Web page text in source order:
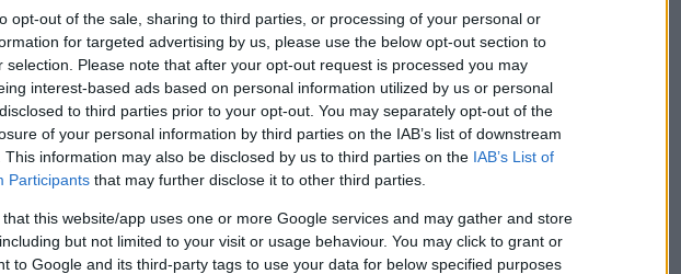
opt-out of the sale, sharing to third parties, or processing of your personal or
for targeted advertising by us, please use the below opt-out section to
selection. Please note that after your opt-out request is processed you may
interest-based ads based on personal information utilized by us or personal
to third parties prior to your opt-out. You may separately opt-out of the
of your personal information by third parties on the IAB’s list of downstream
This information may also be disclosed by us to third parties on the IAB’s List of
Participants that may further disclose it to other third parties.
that this website/app uses one or more Google services and may gather and store
but not limited to your visit or usage behaviour. You may click to grant or
to Google and its third-party tags to use your data for below specified purposes
i segreti di questo tesoro sloveno!✨<\/p>